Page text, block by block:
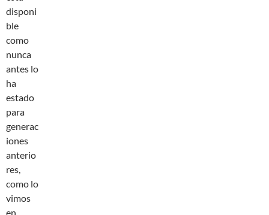
disponi
ble
como
nunca
antes lo
ha
estado
para
generac
iones
anterio
res,
como lo
vimos
en